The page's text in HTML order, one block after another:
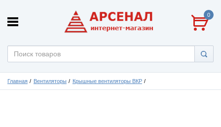
0
Главная Вентиляторы Крышные вентиляторы ВКР